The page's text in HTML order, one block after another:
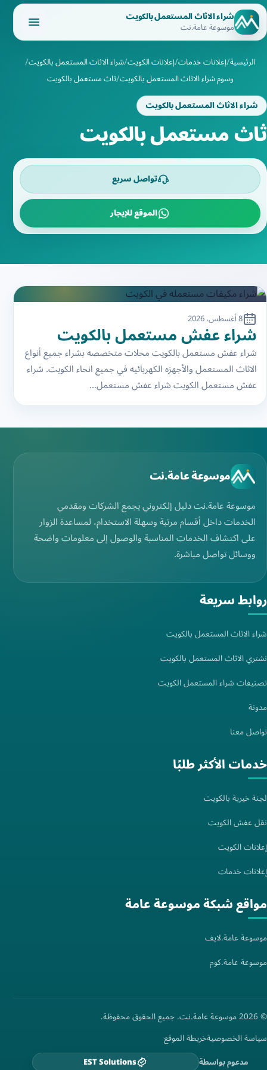
شراء الاثاث المستعمل بالكويت
موسوعة عامة.نت
الرئيسية إعلانات خدمات إعلانات الكويت شراء الاثاث المستعمل بالكويت
وسوم شراء الاثاث المستعمل بالكويت ثاث مستعمل بالكويت
شراء الاثاث المستعمل بالكويت
ثاث مستعمل بالكويت
تواصل سريع
الموقع للإيجار
8 أغسطس، 2026
شراء عفش مستعمل بالكويت
شراء عفش مستعمل بالكويت محلات متخصصه بشراء جميع أنواع
الاثاث المستعمل والأجهزه الكهربائيه في جميع انحاء الكويت. شراء
عفش مستعمل الكويت شراء عفش مستعمل…
موسوعة عامة.نت
موسوعة عامة.نت دليل إلكتروني يجمع الشركات ومقدمي
الخدمات داخل أقسام مرتبة وسهلة الاستخدام، لمساعدة الزوار
على اكتشاف الخدمات المناسبة والوصول إلى معلومات واضحة
ووسائل تواصل مباشرة.
روابط سريعة
شراء الاثاث المستعمل بالكويت
نشتري الاثاث المستعمل بالكويت
تصنيفات شراء المستعمل الكويت
مدونة
تواصل معنا
خدمات الأكثر طلبًا
لجنة خيرية بالكويت
نقل عفش الكويت
إعلانات الكويت
إعلانات خدمات
مواقع شبكة موسوعة عامة
موسوعة عامة.لايف
موسوعة عامة.كوم
© 2026 موسوعة عامة.نت. جميع الحقوق محفوظة.
سياسة الخصوصيةخريطة الموقع
مدعوم بواسطة EST Solutions